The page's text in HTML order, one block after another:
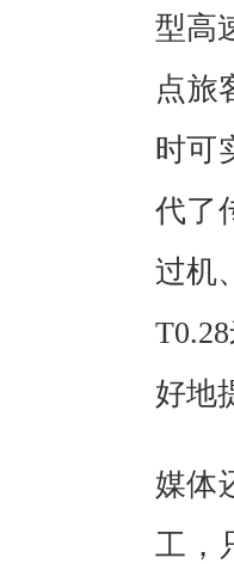
型高
点旅
时可
代了
过机
好地
媒体
工，